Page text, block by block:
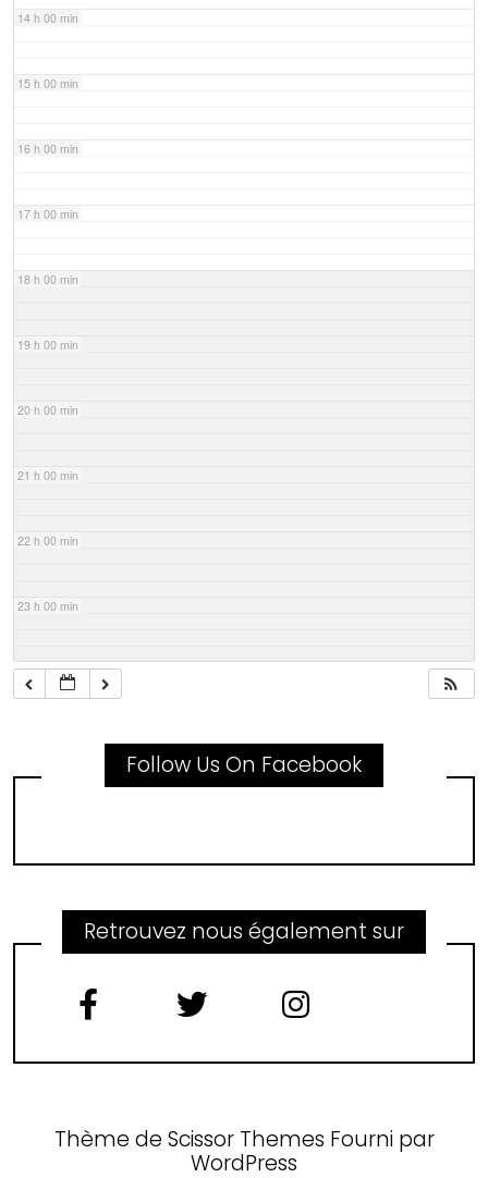
14 h 00 min
15 h 00 min
16 h 00 min
17 h 00 min
18 h 00 min
19 h 00 min
20 h 00 min
21 h 00 min
22 h 00 min
23 h 00 min
Follow Us On Facebook
Retrouvez nous également sur
Thème de Scissor Themes Fourni par
WordPress